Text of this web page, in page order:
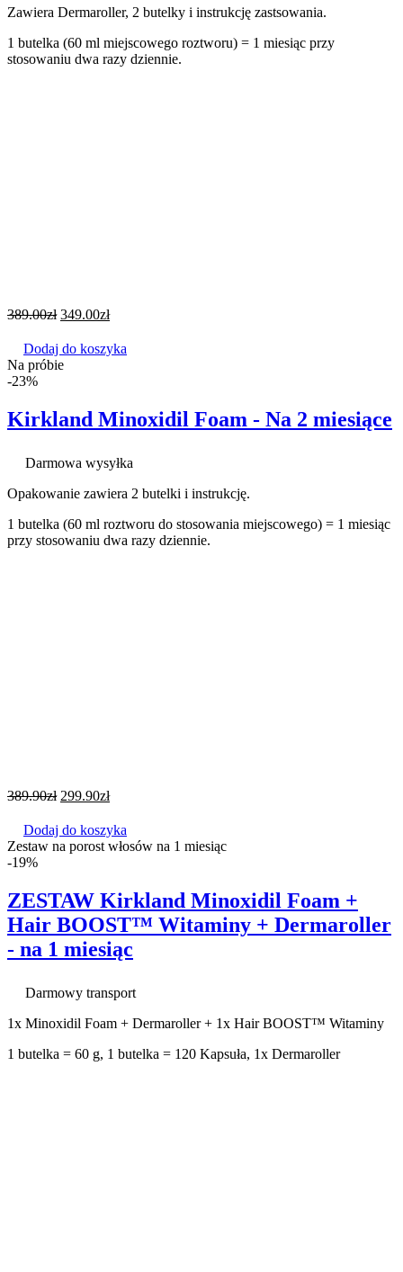
Zawiera Dermaroller, 2 butelky i instrukcję zastsowania.
1 butelka (60 ml miejscowego roztworu) = 1 miesiąc przy
stosowaniu dwa razy dziennie.
389.00zł 349.00zł
Dodaj do koszyka
Na próbie
-23%
Kirkland Minoxidil Foam - Na 2 miesiące
Darmowa wysyłka
Opakowanie zawiera 2 butelki i instrukcję.
1 butelka (60 ml roztworu do stosowania miejscowego) = 1 miesiąc
przy stosowaniu dwa razy dziennie.
389.90zł 299.90zł
Dodaj do koszyka
Zestaw na porost włosów na 1 miesiąc
-19%
ZESTAW Kirkland Minoxidil Foam +
Hair BOOST™ Witaminy + Dermaroller
- na 1 miesiąc
Darmowy transport
1x Minoxidil Foam + Dermaroller + 1x Hair BOOST™ Witaminy
1 butelka = 60 g, 1 butelka = 120 Kapsuła, 1x Dermaroller